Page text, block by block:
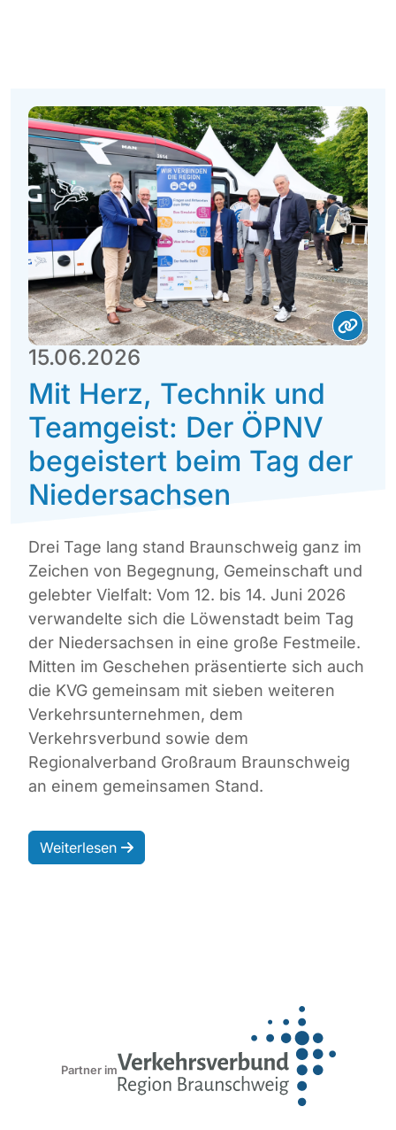
15.06.2026
Mit Herz, Technik und
Teamgeist: Der ÖPNV
begeistert beim Tag der
Niedersachsen
Drei Tage lang stand Braunschweig ganz im
Zeichen von Begegnung, Gemeinschaft und
gelebter Vielfalt: Vom 12. bis 14. Juni 2026
verwandelte sich die Löwenstadt beim Tag
der Niedersachsen in eine große Festmeile.
Mitten im Geschehen präsentierte sich auch
die KVG gemeinsam mit sieben weiteren
Verkehrsunternehmen, dem
Verkehrsverbund sowie dem
Regionalverband Großraum Braunschweig
an einem gemeinsamen Stand.
Weiterlesen
Partner im